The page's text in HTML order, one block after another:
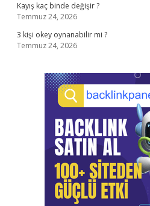
Kayış kaç binde değişir ?
Temmuz 24, 2026
3 kişi okey oynanabilir mi ?
Temmuz 24, 2026